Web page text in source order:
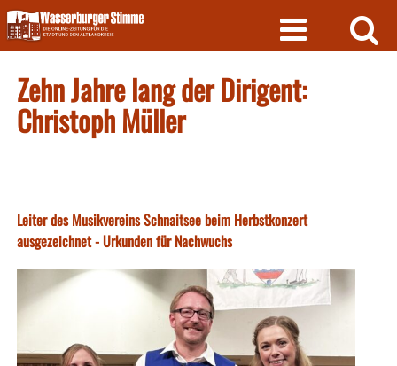
Skip
to
content
Zehn Jahre lang der Dirigent:
Christoph Müller
Leiter des Musikvereins Schnaitsee beim Herbstkonzert
ausgezeichnet - Urkunden für Nachwuchs